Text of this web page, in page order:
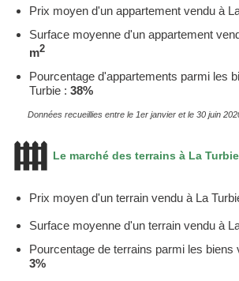
Prix moyen d'un appartement vendu à
Surface moyenne d'un appartement
m2
Pourcentage d'appartements parmi les
Turbie : 38%
Données recueillies entre le 1er janvier et le 30 juin
Le marché des terrains à La Turbie
Prix moyen d'un terrain vendu à La
Surface moyenne d'un terrain vendu à
Pourcentage de terrains parmi les biens
3%